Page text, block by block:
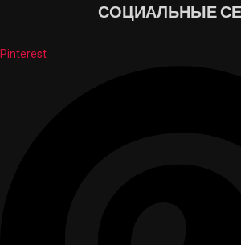
СОЦИАЛЬНЫЕ
Pinterest